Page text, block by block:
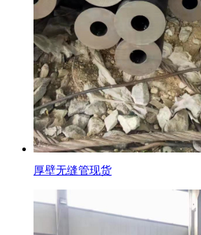
厚壁无缝管现货